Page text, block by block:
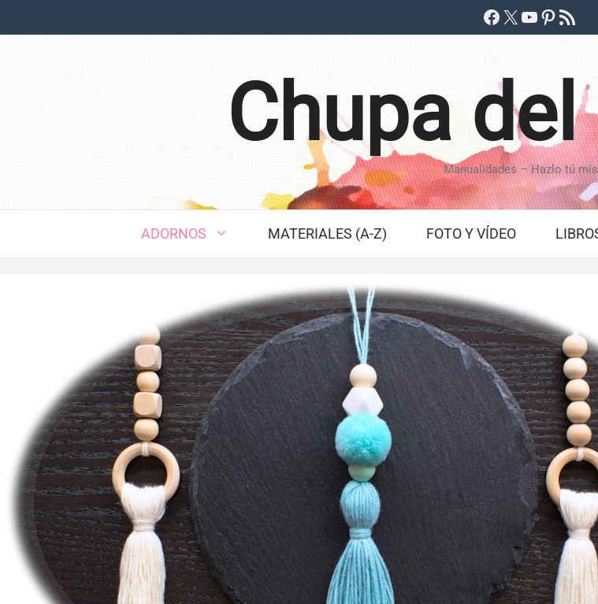
al
Facebook
X YouTube
Feed RSS
Chupa
Manualidades – Hazlo tú
ADORNOS MATERIALES (A-Z) FOTO Y VÍDEO